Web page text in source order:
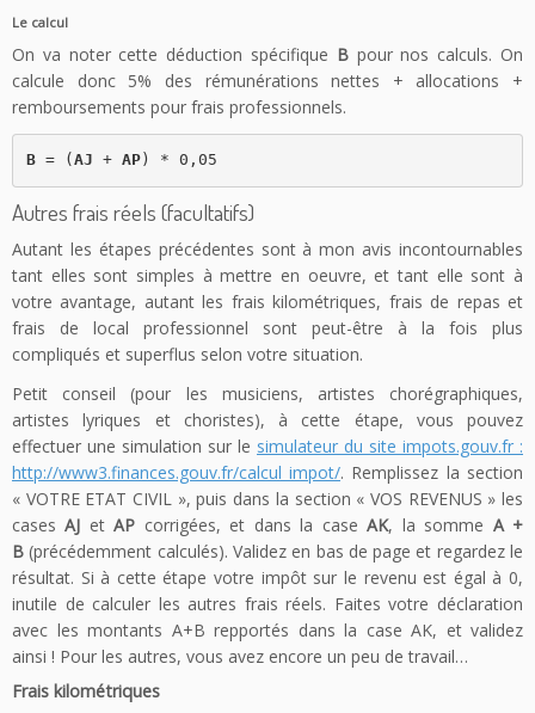
Le calcul
On va noter cette déduction spécifique Bpour nos calculs. On
calcule donc 5% des rémunérations nettes + allocations +
remboursements pour frais professionnels.
B = ( AJ + AP) * 0,05
Autres frais réels (facultatifs)
Autant les étapes précédentes sont à mon avis incontournables
tant elles sont simples à mettre en oeuvre, et tant elle sont à
votre avantage, autant les frais kilométriques, frais de repas et
frais de local professionnel sont peut-être à la fois plus
compliqués et superflus selon votre situation.
Petit conseil (pour les musiciens, artistes chorégraphiques,
artistes lyriques et choristes), à cette étape, vous pouvez
effectuer une simulation sur le simulateur du site impots.gouv.fr :
http://www3.finances.gouv.fr/calcul_impot/. Remplissez la section
« VOTRE ETAT CIVIL », puis dans la section « VOS REVENUS » les
casesAJ etAP corrigées, et dans la caseAK, la somme A +
B (précédemment calculés). Validez en bas de page et regardez le
résultat. Si à cette étape votre impôt sur le revenu est égal à 0,
inutile de calculer les autres frais réels. Faites votre déclaration
avec les montants A+B repportés dans la case AK, et validez
ainsi ! Pour les autres, vous avez encore un peu de travail…
Frais kilométriques